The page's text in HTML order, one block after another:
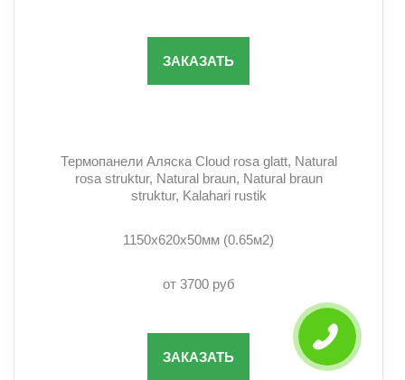
ЗАКАЗАТЬ
Термопанели Аляска Cloud rosa glatt, Natural
rosa struktur, Natural braun, Natural braun
struktur, Kalahari rustik
1150х620х50мм (0.65м2)
от 3700 руб
ЗАКАЗАТЬ